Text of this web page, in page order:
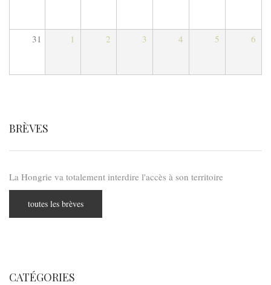
31 1 2 3 4 5 6
BRÈVES
La Hongrie va totalement interdire l'accès à son territoire
toutes les brèves
CATÉGORIES